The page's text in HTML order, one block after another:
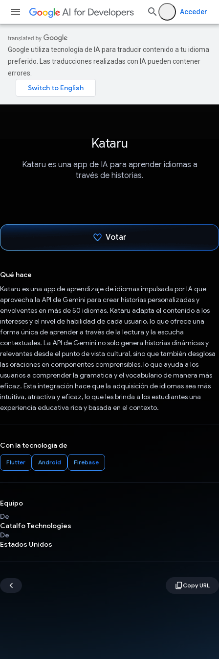
Acceder
Google utiliza tecnología de IA para traducir contenido a tu idioma
preferido. Las traducciones realizadas con IA pueden contener
errores.
Kataru
Kataru es una app de IA para aprender idiomas a
través de historias.
Votar
Qué hace
Kataru es una app de aprendizaje de idiomas impulsada por IA que
aprovecha la API de Gemini para crear historias personalizadas y
envolventes en más de 50 idiomas. Kataru adapta el contenido a los
intereses y el nivel de habilidad de cada usuario, lo que ofrece una
forma única de aprender a través de la lectura y la escucha
contextuales. La API de Gemini no solo genera historias dinámicas y
relevantes desde el punto de vista cultural, sino que también desglosa
las oraciones en componentes comprensibles, lo que ayuda a los
usuarios a comprender la gramática y el vocabulario de manera más
eficaz. Esta integración hace que la adquisición de idiomas sea más
intuitiva, atractiva y eficaz, lo que les brinda a los estudiantes una
experiencia educativa rica y basada en el contexto.
Con la tecnología de
Flutter Android Firebase
Equipo
De
Catalfo Technologies
De
Estados Unidos